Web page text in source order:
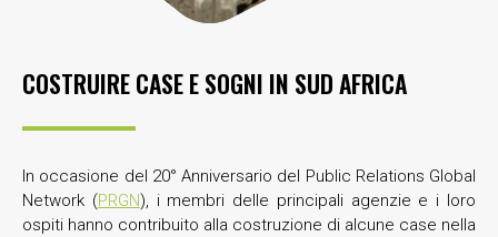
COSTRUIRE CASE E SOGNI IN SUD AFRICA
In occasione del 20° Anniversario del Public Relations Global
Network (PRGN), i membri delle principali agenzie e i loro
ospiti hanno contribuito alla costruzione di alcune case nella